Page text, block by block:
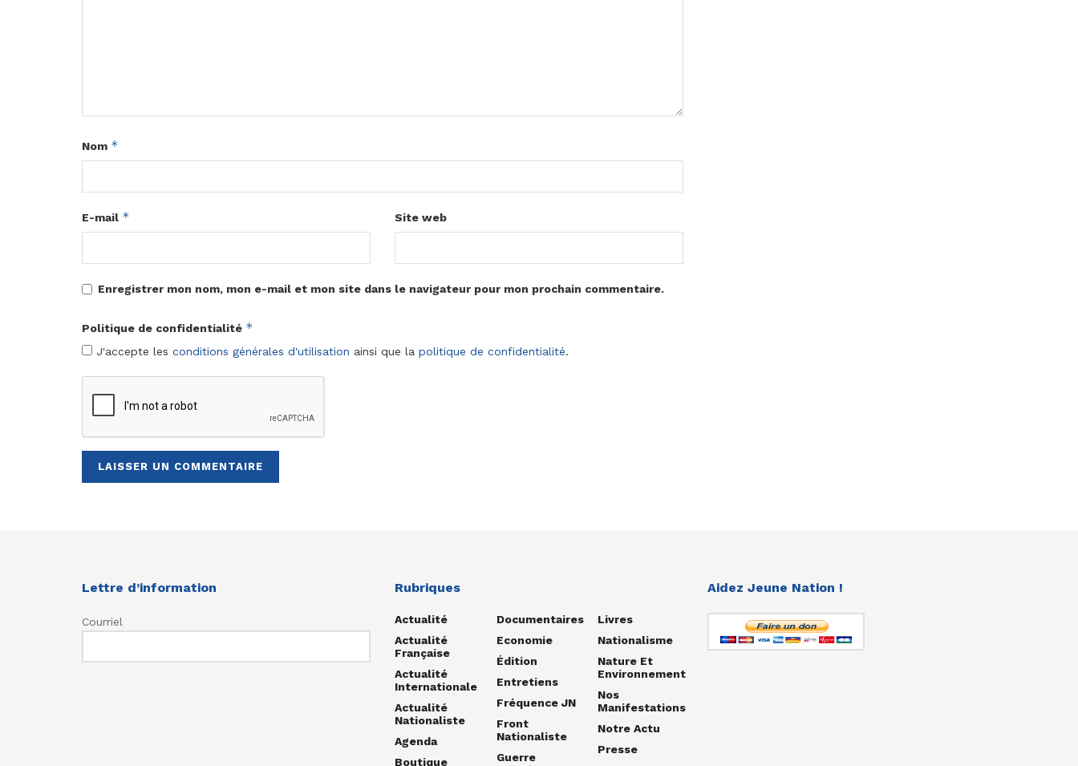
Nom *
E-mail * Site web
Enregistrer mon nom, mon e-mail et mon site dans le navigateur pour mon prochain commentaire.
Politique de confidentialité *
J'accepte les conditions générales d'utilisation ainsi que la politique de confidentialité.
Lettre d’information
Courriel
Rubriques
Actualité
Actualité
Française
Actualité
Internationale
Actualité
Nationaliste
Agenda
Boutique
Documentaires
Economie
Édition
Entretiens
Fréquence JN
Front
Nationaliste
Guerre
Livres
Nationalisme
Nature Et
Environnement
Nos
Manifestations
Notre Actu
Presse
Aidez Jeune Nation !